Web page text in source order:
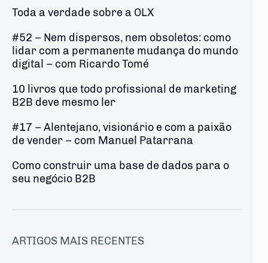
Toda a verdade sobre a OLX
#52 – Nem dispersos, nem obsoletos: como
lidar com a permanente mudança do mundo
digital – com Ricardo Tomé
10 livros que todo profissional de marketing
B2B deve mesmo ler
#17 – Alentejano, visionário e com a paixão
de vender – com Manuel Patarrana
Como construir uma base de dados para o
seu negócio B2B
ARTIGOS MAIS RECENTES